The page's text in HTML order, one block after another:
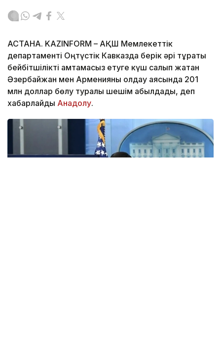
АСТАНА. KAZINFORM – АҚШ Мемлекеттік
департаменті Оңтүстік Кавказда берік әрі тұрақты
бейбітшілікті қамтамасыз етуге күш салып жатқан
Әзербайжан мен Арменияны қолдау аясында 201
млн доллар бөлу туралы шешім қабылдады, деп
хабарлайды Анадолу.